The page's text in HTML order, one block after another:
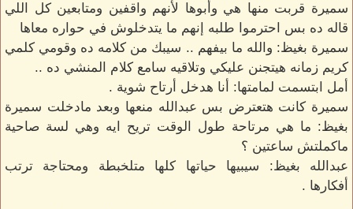
سميرة قربت منها هي وأبوها لأنهم واقفين ومتابعين كل اللي
قاله ده بس احترموا طلبه إنهم ما يتدخلوش في حواره معاها
سميرة بغيظ: والله ما بيفهم .. سيبك من كلامه ده وقومي كلمي
كريم زمانه هيتجنن عليكي وتلاقيه سامع كلام المنشي ده ..
أمل ابتسمت لمامتها: أنا هدخل أرتاح شوية .
سميرة كانت هتعترض بس عبدالله منعها وبعد مادخلت سميرة
بغيظ: ما هي مرتاحة طول الوقت تريح ايه وهي لسة صاحية
ماكملتش ساعتين ؟
عبدالله بغيظ: سيبيها حياتها كلها متلخبطة ومحتاجة ترتب
أفكارها .